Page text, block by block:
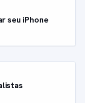
seu iPhone